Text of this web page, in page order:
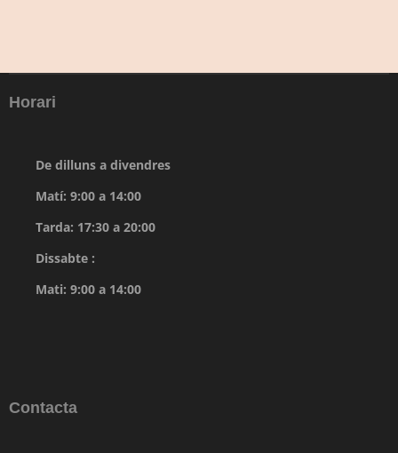
Horari
De dilluns a divendres
Matí: 9:00 a 14:00
Tarda: 17:30 a 20:00
Dissabte :
Mati: 9:00 a 14:00
Contacta